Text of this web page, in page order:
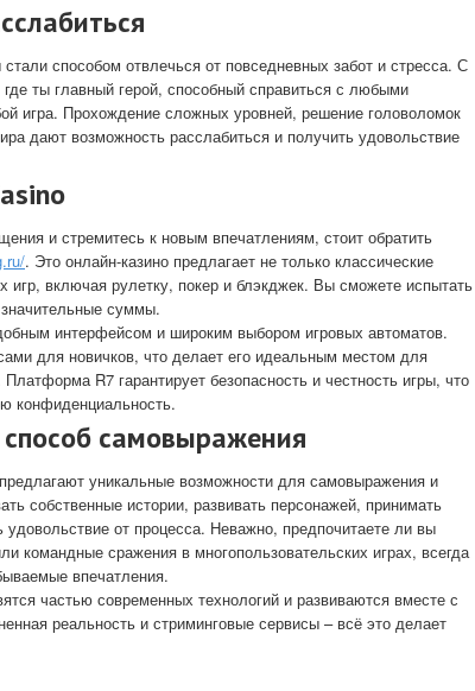
способом отвлечься от повседневных забот и стресса. С
ты главный герой, способный справиться с любыми
игра. Прохождение сложных уровней, решение головоломок
дают возможность расслабиться и получить удовольствие
и стремитесь к новым впечатлениям, стоит обратить
. Это онлайн-казино предлагает не только классические
игр, включая рулетку, покер и блэкджек. Вы сможете испытать
суммы.
интерфейсом и широким выбором игровых автоматов.
для новичков, что делает его идеальным местом для
R7 гарантирует безопасность и честность игры, что
конфиденциальность.
самовыражения
уникальные возможности для самовыражения и
собственные истории, развивать персонажей, принимать
от процесса. Неважно, предпочитаете ли вы
командные сражения в многопользовательских играх, всегда
впечатления.
частью современных технологий и развиваются вместе с
реальность и стриминговые сервисы – всё это делает